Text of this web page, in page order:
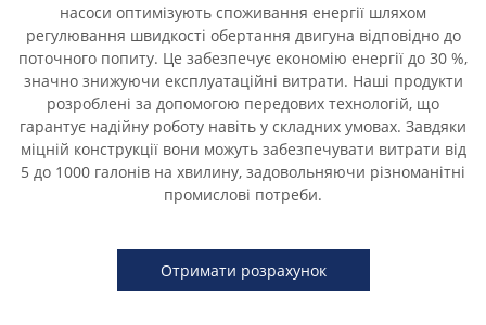
насоси оптимізують споживання енергії шляхом
регулювання швидкості обертання двигуна відповідно до
поточного попиту. Це забезпечує економію енергії до 30 %,
значно знижуючи експлуатаційні витрати. Наші продукти
розроблені за допомогою передових технологій, що
гарантує надійну роботу навіть у складних умовах. Завдяки
міцній конструкції вони можуть забезпечувати витрати від
5 до 1000 галонів на хвилину, задовольняючи різноманітні
промислові потреби.
Отримати розрахунок